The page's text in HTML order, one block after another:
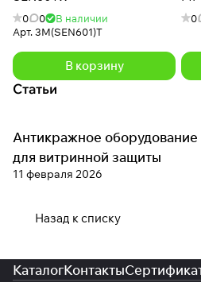
0 0
В наличии
Арт.3M(SEN601)T
В корзину
0
Статьи
Антикражное оборудование
Антикражное
для витринной защиты
11 февраля 2026
Назад к списку
КаталогКонтакты